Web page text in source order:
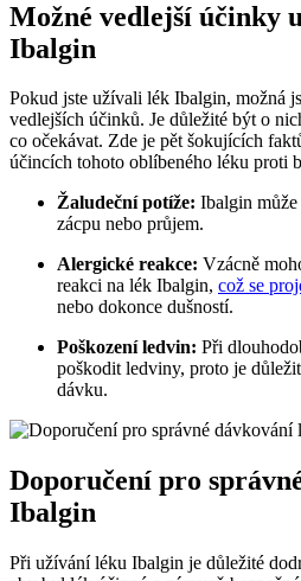
Možné vedlejší účinky
Ibalgin
Pokud jste užívali lék Ibalgin, možná
vedlejších účinků. Je důležité být o
co očekávat. Zde je pět šokujících
účincích tohoto oblíbeného léku proti
Žaludeční potíže: Ibalgin
zácpu nebo průjem.
Alergické reakce: Vzácně
reakci na lék Ibalgin, což se
nebo dokonce dušností.
Poškození ledvin: Při
poškodit ledviny, proto je
dávku.
Doporučení pro
Ibalgin
Při užívání léku Ibalgin je důležité